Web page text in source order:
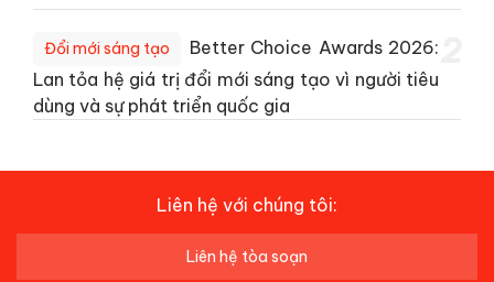
Đổi mới sáng tạo
Better Choice Awards 2026:
Lan tỏa hệ giá trị đổi mới sáng tạo vì người tiêu
dùng và sự phát triển quốc gia
Liên hệ với chúng tôi:
Liên hệ tòa soạn